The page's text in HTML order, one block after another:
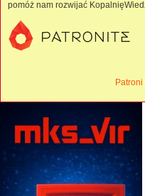
pomóż nam rozwijać